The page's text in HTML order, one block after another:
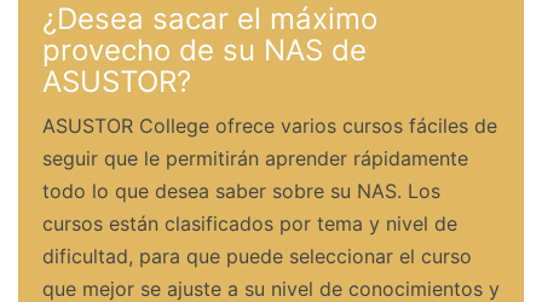
¿Desea sacar el máximo
provecho de su NAS de
ASUSTOR?
ASUSTOR College ofrece varios cursos fáciles de
seguir que le permitirán aprender rápidamente
todo lo que desea saber sobre su NAS. Los
cursos están clasificados por tema y nivel de
dificultad, para que puede seleccionar el curso
que mejor se ajuste a su nivel de conocimientos y